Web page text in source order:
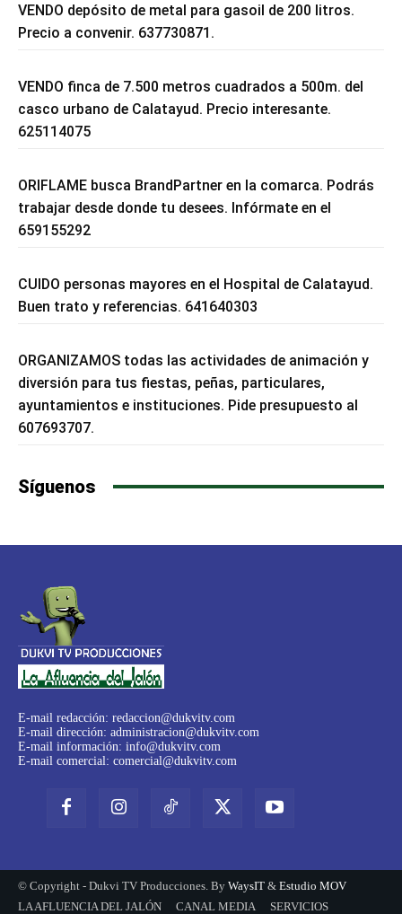
VENDO depósito de metal para gasoil de 200 litros.
Precio a convenir. 637730871.
VENDO finca de 7.500 metros cuadrados a 500m. del
casco urbano de Calatayud. Precio interesante.
625114075
ORIFLAME busca BrandPartner en la comarca. Podrás
trabajar desde donde tu desees. Infórmate en el
659155292
CUIDO personas mayores en el Hospital de Calatayud.
Buen trato y referencias. 641640303
ORGANIZAMOS todas las actividades de animación y
diversión para tus fiestas, peñas, particulares,
ayuntamientos e instituciones. Pide presupuesto al
607693707.
Síguenos
E-mail redacción: redaccion@dukvitv.com
E-mail dirección: administracion@dukvitv.com
E-mail información: info@dukvitv.com
E-mail comercial: comercial@dukvitv.com
© Copyright - Dukvi TV Producciones. By WaysIT & Estudio MOV
LA AFLUENCIA DEL JALÓN
CANAL MEDIA
SERVICIOS